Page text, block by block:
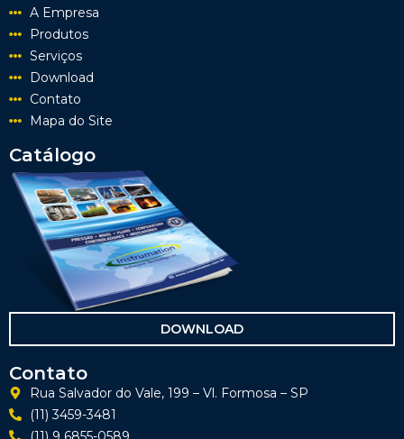
A Empresa
Produtos
Serviços
Download
Contato
Mapa do Site
Catálogo
DOWNLOAD
Contato
Rua Salvador do Vale, 199 – Vl. Formosa – SP
(11) 3459-3481